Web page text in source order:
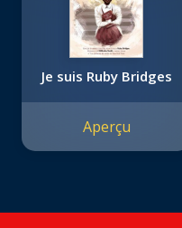
Je suis Ruby Bridges
Aperçu